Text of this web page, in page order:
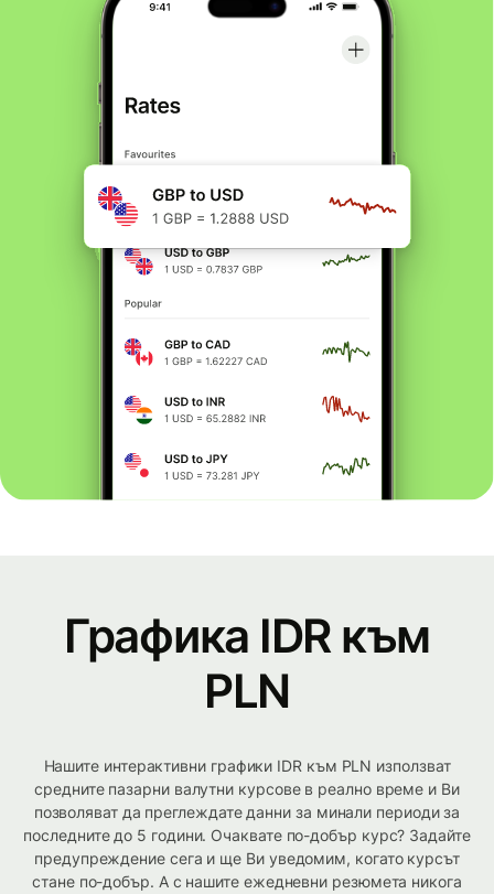
Графика IDR към
PLN
Нашите интерактивни графики IDR към PLN използват
средните пазарни валутни курсове в реално време и Ви
позволяват да преглеждате данни за минали периоди за
последните до 5 години. Очаквате по-добър курс? Задайте
предупреждение сега и ще Ви уведомим, когато курсът
стане по-добър. А с нашите ежедневни резюмета никога